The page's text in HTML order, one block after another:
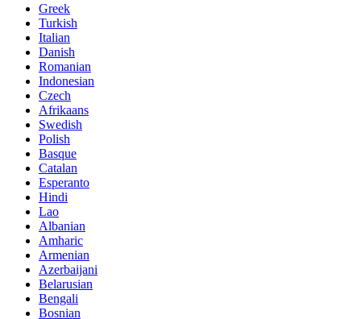
Greek
Turkish
Italian
Danish
Romanian
Indonesian
Czech
Afrikaans
Swedish
Polish
Basque
Catalan
Esperanto
Hindi
Lao
Albanian
Amharic
Armenian
Azerbaijani
Belarusian
Bengali
Bosnian